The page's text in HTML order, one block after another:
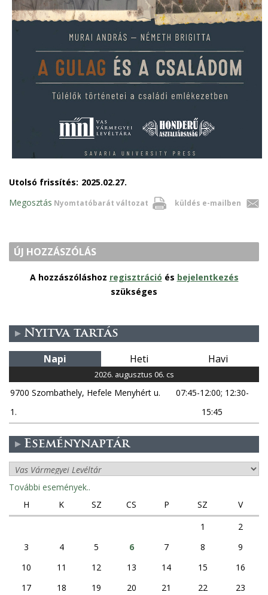
Utolsó frissítés: 2025.02.27.
Nyomtatóbarát változat küldés e-mailben
Megosztás
ÚJ HOZZÁSZÓLÁS
A hozzászóláshoz regisztráció és bejelentkezés
szükséges
Nyitva tartás
Napi Heti Havi
2026. augusztus 06. cs
9700 Szombathely, Hefele Menyhért u.
1.
07:45-12:00; 12:30-
15:45
Eseménynaptár
További események..
H
K SZ CS P SZ
V
1
2
3
4 5 6 7 8
9
10
11 12 13 14 15
16
17
18 19 20 21 22
23